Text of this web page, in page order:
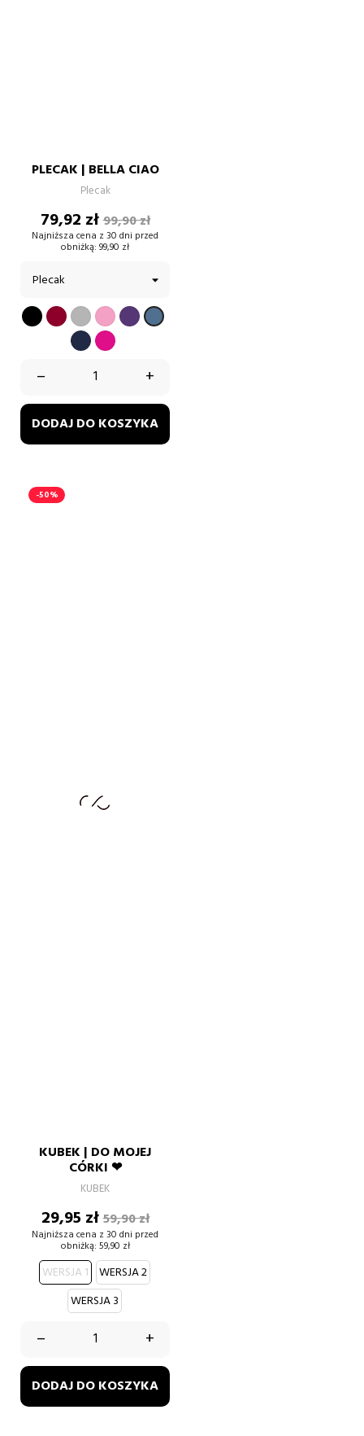
PLECAK | BELLA CIAO
Plecak
Cena
79,92 złCena
podstawowa
99,90 zł
Najniższa cena z 30 dni przed
obniżką: 99,90 zł
CZARNYBORDOWY
SZARYPUDROWY
RÓŻ
FIOLETOWY
BŁĘKITNY
GRANATOWY
FUKSJA
– +
DODAJ DO KOSZYKA
-50%
KUBEK | DO MOJEJ
CÓRKI ❤
KUBEK
Cena
29,95 złCena
podstawowa
59,90 zł
Najniższa cena z 30 dni przed
obniżką: 59,90 zł
WERSJA 1
WERSJA 2
WERSJA 3
– +
DODAJ DO KOSZYKA